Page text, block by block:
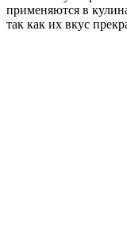
применяются в
так как их вкус